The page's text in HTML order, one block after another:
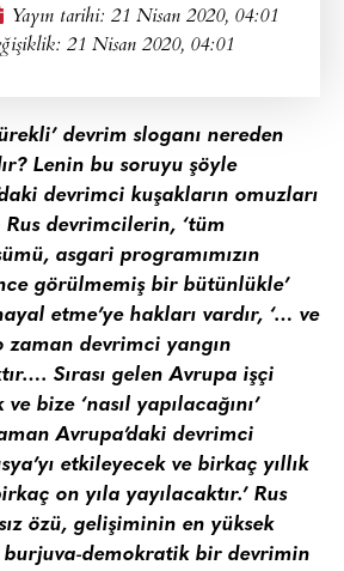
Yayın tarihi: 21 Nisan 2020, 04:01
21 Nisan 2020, 04:01
devrim sloganı nereden
Lenin bu soruyu şöyle
devrimci kuşakların omuzları
devrimcilerin, ‘tüm
asgari programımızın
görülmemiş bir bütünlükle’
etme’ye hakları vardır, ‘… ve
zaman devrimci yangın
Sırası gelen Avrupa işçi
bize ‘nasıl yapılacağını’
Avrupa’daki devrimci
etkileyecek ve birkaç yıllık
on yıla yayılacaktır.’ Rus
özü, gelişiminin en yüksek
burjuva-demokratik bir devrimin